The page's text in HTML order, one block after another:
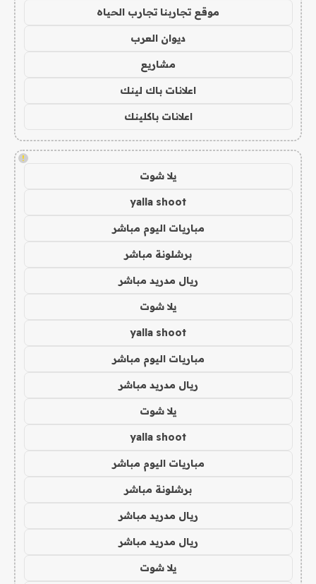
موقع تجاربنا تجارب الحياه
ديوان العرب
مشاريع
اعلانات باك لينك
اعلانات باكلينك
!
يلا شوت
yalla shoot
مباريات اليوم مباشر
برشلونة مباشر
ريال مدريد مباشر
يلا شوت
yalla shoot
مباريات اليوم مباشر
ريال مدريد مباشر
يلا شوت
yalla shoot
مباريات اليوم مباشر
برشلونة مباشر
ريال مدريد مباشر
ريال مدريد مباشر
يلا شوت